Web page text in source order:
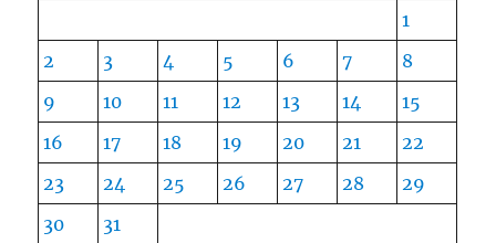
1
2
3 4 5 6 7
8
9
10 11 12 13 14
15
16
17 18 19 20 21
22
23
24 25 26 27 28
29
30
31